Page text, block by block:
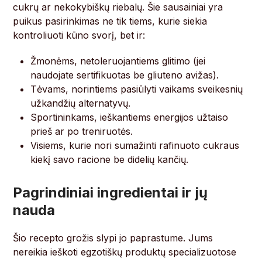
cukrų ar nekokybiškų riebalų. Šie sausainiai yra
puikus pasirinkimas ne tik tiems, kurie siekia
kontroliuoti kūno svorį, bet ir:
Žmonėms, netoleruojantiems glitimo (jei
naudojate sertifikuotas be gliuteno avižas).
Tėvams, norintiems pasiūlyti vaikams sveikesnių
užkandžių alternatyvų.
Sportininkams, ieškantiems energijos užtaiso
prieš ar po treniruotės.
Visiems, kurie nori sumažinti rafinuoto cukraus
kiekį savo racione be didelių kančių.
Pagrindiniai ingredientai ir jų
nauda
Šio recepto grožis slypi jo paprastume. Jums
nereikia ieškoti egzotiškų produktų specializuotose